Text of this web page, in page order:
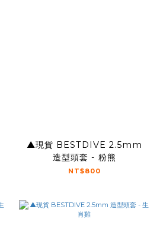
▲現貨 BESTDIVE 2.5mm
造型頭套 - 粉熊
NT$800